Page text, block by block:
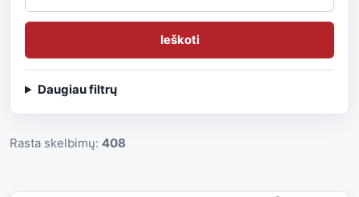
Ieškoti
Daugiau filtrų
Rasta skelbimų: 408